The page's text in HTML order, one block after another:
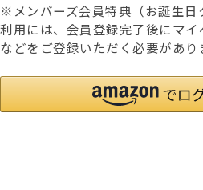
※メンバーズ会員特典（お誕生日
利用には、会員登録完了後にマイ
などをご登録いただく必要があり